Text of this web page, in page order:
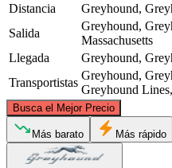
Distancia
Greyhound,
Salida
Greyhound,
Massachusetts
Llegada
Greyhound,
Transportistas
Greyhound,
Greyhound
Busca el Mejor Precio
Más barato Más rápido